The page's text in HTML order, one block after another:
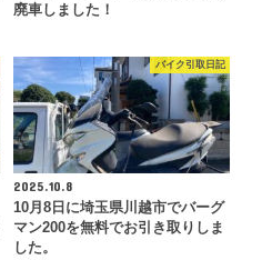
廃車しました！
バイク引取日記
2025.10.8
10月8日に埼玉県川越市でバーグ
マン200を無料でお引き取りしま
した。